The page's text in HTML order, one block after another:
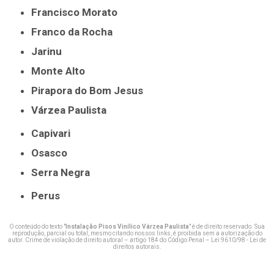
Francisco Morato
Franco da Rocha
Jarinu
Monte Alto
Pirapora do Bom Jesus
Várzea Paulista
Capivari
Osasco
Serra Negra
Perus
O conteúdo do texto " Instalação Pisos Vinílico Várzea Paulista" é de direito reservado. Sua
reprodução, parcial ou total, mesmo citando nossos links, é proibida sem a autorização do
autor. Crime de violação de direito autoral – artigo 184 do Código Penal –
Lei 9610/98 - Lei de
direitos autorais